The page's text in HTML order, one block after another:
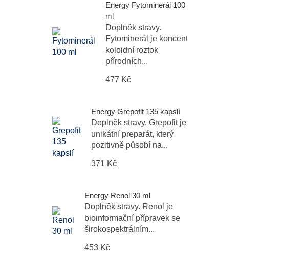
Energy Fytominerál 100
ml
Doplněk stravy.
Fytominerál je koncentrovaný
koloidní roztok
přírodních...
477 Kč
Energy Grepofit 135 kapslí
Doplněk stravy. Grepofit je
unikátní preparát, který
pozitivně působí na...
371 Kč
Energy Renol 30 ml
Doplněk stravy. Renol je
bioinformační přípravek se
širokospektrálním...
453 Kč